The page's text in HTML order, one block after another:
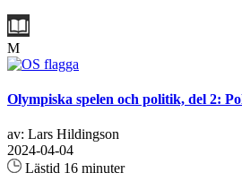
M
Olympiska spelen och politik, del 2:
av: Lars Hildingson
2024-04-04
Lästid 16 minuter